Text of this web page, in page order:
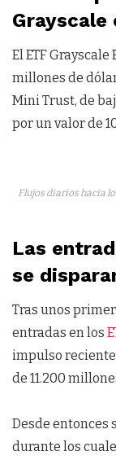
Grayscale
El ETF
millones de
Mini Trust, de
por un valor de
Flujos diarios hacia
Las
se
Tras unos
entradas en los
impulso
de 11.200
Desde entonces
durante los